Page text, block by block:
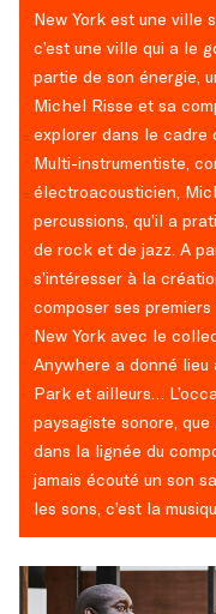
New York est une ville
c’est une ville qui a le
partie de son énergie,
Michel Risse et sa
explorer dans le cadre
Multi-instrumentiste,
électroacousticien,
percussions, qu’il a
de rock et de jazz. A
s’intéresser à la
composer ses
New York avec le
Anywhere a donné
Park et ailleurs…
paysagiste sonore,
dans la lignée du
jamais écouté un son
les sons, c’est la